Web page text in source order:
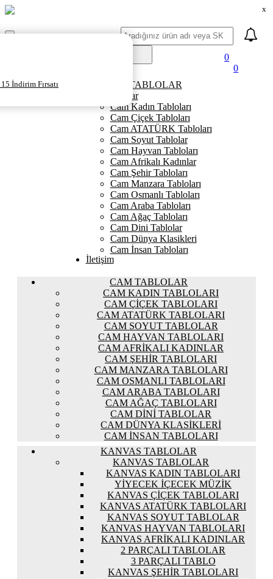
x
Mobil
Ara
İndirim Fırsatı
0
0
KANVAS TABLOLAR
Cam Tablolar
Cam Kadın Tabloları
Cam Çiçek Tabloları
Cam ATATÜRK Tabloları
Cam Soyut Tablolar
Cam Hayvan Tabloları
Cam Afrikalı Kadınlar
Cam Şehir Tabloları
Cam Manzara Tabloları
Cam Osmanlı Tabloları
Cam Araba Tabloları
Cam Ağaç Tabloları
Cam Dini Tablolar
Cam Dünya Klasikleri
Cam İnsan Tabloları
İletişim
CAM TABLOLAR
CAM KADIN TABLOLARI
CAM ÇIÇEK TABLOLARI
CAM ATATÜRK TABLOLARI
CAM SOYUT TABLOLAR
CAM HAYVAN TABLOLARI
CAM AFRIKALI KADINLAR
CAM ŞEHIR TABLOLARI
CAM MANZARA TABLOLARI
CAM OSMANLI TABLOLARI
CAM ARABA TABLOLARI
CAM AĞAÇ TABLOLARI
CAM DINI TABLOLAR
CAM DÜNYA KLASIKLERI
CAM İNSAN TABLOLARI
KANVAS TABLOLAR
KANVAS TABLOLAR
KANVAS KADIN TABLOLARI
YIYECEK İÇECEK MÜZIK
KANVAS ÇIÇEK TABLOLARI
KANVAS ATATÜRK TABLOLARI
KANVAS SOYUT TABLOLAR
KANVAS HAYVAN TABLOLARI
KANVAS AFRIKALI KADINLAR
2 PARÇALI TABLOLAR
3 PARÇALI TABLO
KANVAS ŞEHIR TABLOLARI